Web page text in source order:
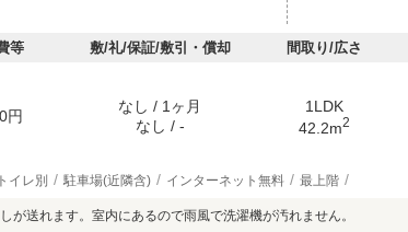
等 敷/礼/保証/敷引・償却 間取り/広さ
円
なし / 1ヶ月
なし / -
1LDK
42.2m2
イレ別 駐車場(近隣含) インターネット無料 最上階
が送れます。室内にあるので雨風で洗濯機が汚れません。